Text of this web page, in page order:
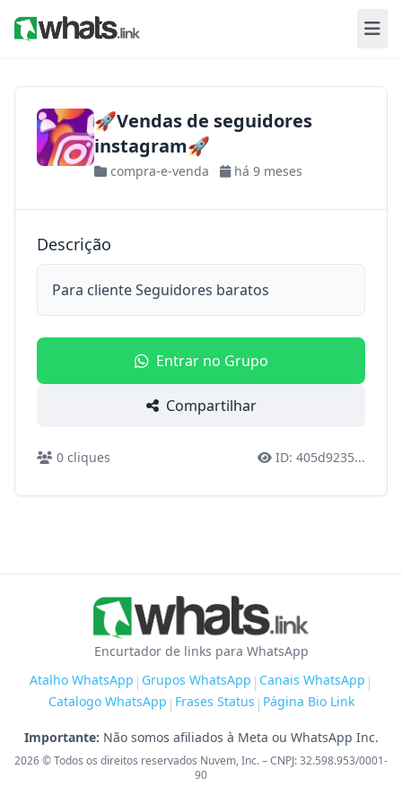
🚀Vendas de seguidores
instagram🚀
compra-e-venda há 9 meses
Descrição
Para cliente Seguidores baratos
Entrar no Grupo
Compartilhar
0 cliques ID: 405d9235...
Encurtador de links para WhatsApp
Atalho WhatsApp | Grupos WhatsApp | Canais WhatsApp |
Catalogo WhatsApp | Frases Status | Página Bio Link
Importante: Não somos afiliados à Meta ou WhatsApp Inc.
2026© Todos os direitos reservados Nuvem, Inc. – CNPJ: 32.598.953/0001-
90